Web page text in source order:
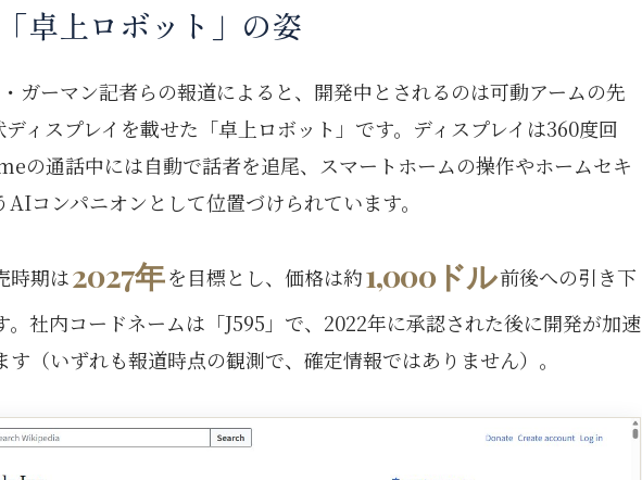
卓上ロボット」の姿
ガーマン記者らの報道によると、開発中とされるのは可動アームの先
ィスプレイを載せた「卓上ロボット」です。ディスプレイは360度回
の通話中には自動で話者を追尾、スマートホームの操作やホームセキ
コンパニオンとして位置づけられています。
時期は2027年を目標とし、価格は約1,000ドル前後への引き下
。社内コードネームは「J595」で、2022年に承認された後に開発が加速
す（いずれも報道時点の観測で、確定情報ではありません）。